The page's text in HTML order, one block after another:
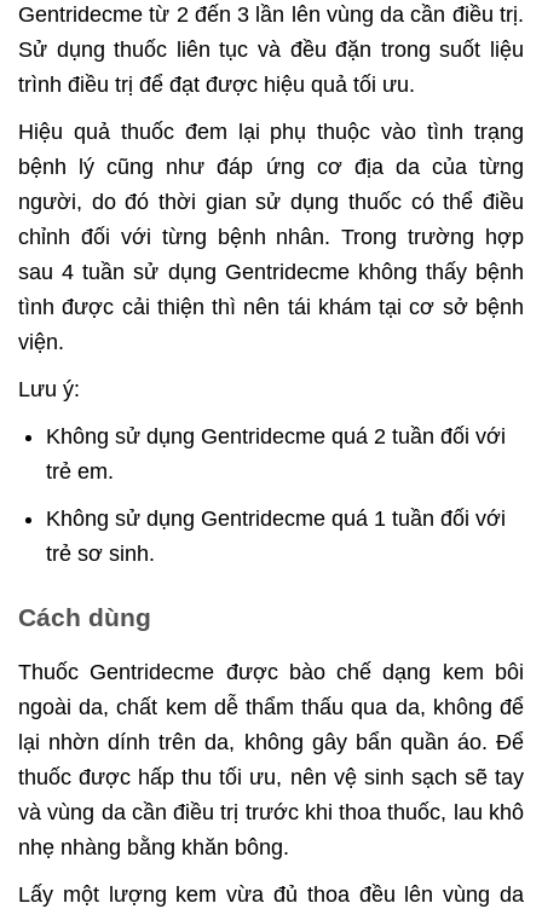
Gentridecme từ 2 đến 3 lần lên vùng da cần điều trị.
Sử dụng thuốc liên tục và đều đặn trong suốt liệu
trình điều trị để đạt được hiệu quả tối ưu.
Hiệu quả thuốc đem lại phụ thuộc vào tình trạng
bệnh lý cũng như đáp ứng cơ địa da của từng
người, do đó thời gian sử dụng thuốc có thể điều
chỉnh đối với từng bệnh nhân. Trong trường hợp
sau 4 tuần sử dụng Gentridecme không thấy bệnh
tình được cải thiện thì nên tái khám tại cơ sở bệnh
viện.
Lưu ý:
Không sử dụng Gentridecme quá 2 tuần đối với
trẻ em.
Không sử dụng Gentridecme quá 1 tuần đối với
trẻ sơ sinh.
Cách dùng
Thuốc Gentridecme được bào chế dạng kem bôi
ngoài da, chất kem dễ thẩm thấu qua da, không để
lại nhờn dính trên da, không gây bẩn quần áo. Để
thuốc được hấp thu tối ưu, nên vệ sinh sạch sẽ tay
và vùng da cần điều trị trước khi thoa thuốc, lau khô
nhẹ nhàng bằng khăn bông.
Lấy một lượng kem vừa đủ thoa đều lên vùng da